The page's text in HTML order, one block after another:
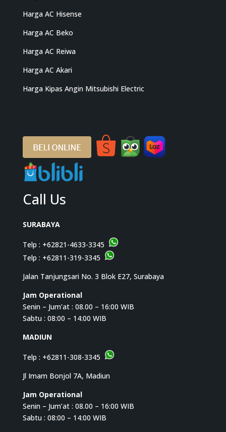
Harga AC Hisense
Harga AC Beko
Harga AC Reiwa
Harga AC Akari
Harga Kipas Angin Mitsubishi Electric
Call Us
SURABAYA
Telp : +62821-4633-3345
Telp : +62811-319-3345
Jalan Tanjungsari No. 3 Blok E27, Surabaya
Jam Operational
Senin – Jum’at : 08.00 – 16:00 WIB
Sabtu : 08:00 – 14:00 WIB
MADIUN
Telp : +62811-308-3345
Jl Imam Bonjol 7A, Madiun
Jam Operational
Senin – Jum’at : 08.00 – 16:00 WIB
Sabtu : 08:00 – 14:00 WIB